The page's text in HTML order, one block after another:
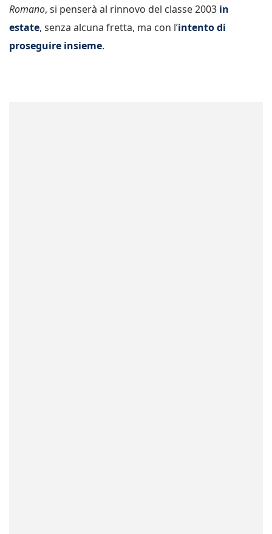
Romano, si penserà al rinnovo del classe 2003 in
estate, senza alcuna fretta, ma con l’intento di
proseguire insieme.